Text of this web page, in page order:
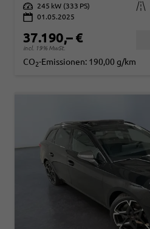
Leistung
245 kW (333 PS) Kilometerstand
01.05.2025
37.190,– €
incl. 19% MwSt.
CO2-Emissionen: 190,00 g/km